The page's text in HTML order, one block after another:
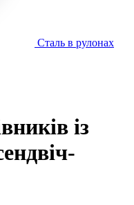
Сталь в рулонах
із